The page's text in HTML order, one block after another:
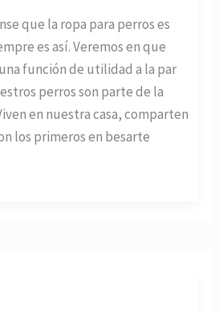
que la ropa para perros es
es así. Veremos en que
función de utilidad a la par
perros son parte de la
en nuestra casa, comparten
los primeros en besarte